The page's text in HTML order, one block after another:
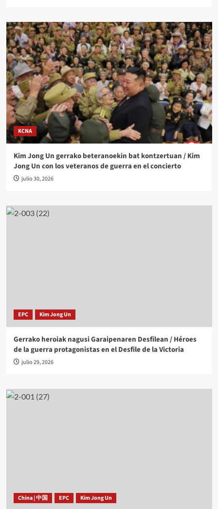
KCNA
Kim Jong Un gerrako beteranoekin bat kontzertuan / Kim
Jong Un con los veteranos de guerra en el concierto
julio 30, 2026
EPC Kim Jong Un
Gerrako heroiak nagusi Garaipenaren Desfilean / Héroes
de la guerra protagonistas en el Desfile de la Victoria
julio 29, 2026
China | 中国 EPC Kim Jong Un